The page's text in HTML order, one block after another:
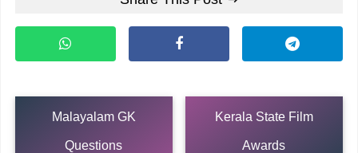
Malayalam GK
Questions
Kerala State Film
Awards